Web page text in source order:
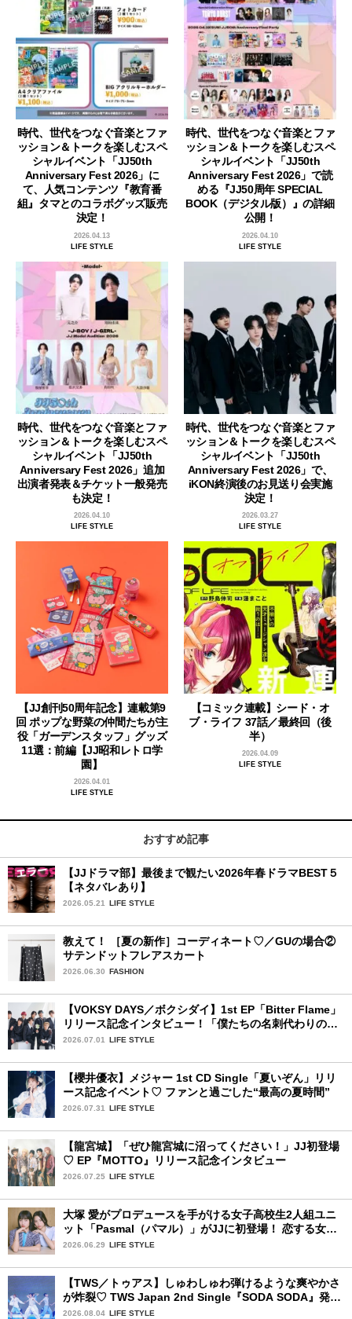
時代、世代をつなぐ音楽とファ
ッション＆トークを楽しむスペ
シャルイベント「JJ50th
Anniversary Fest 2026」に
て、人気コンテンツ『教育番
組』タマとのコラボグッズ販売
決定！
2026.04.13
LIFE STYLE
時代、世代をつなぐ音楽とファ
ッション＆トークを楽しむスペ
シャルイベント「JJ50th
Anniversary Fest 2026」で読
める『JJ50周年 SPECIAL
BOOK（デジタル版）』の詳細
公開！
2026.04.10
LIFE STYLE
時代、世代をつなぐ音楽とファ
ッション＆トークを楽しむスペ
シャルイベント「JJ50th
Anniversary Fest 2026」追加
出演者発表＆チケット一般発売
も決定！
2026.04.10
LIFE STYLE
時代、世代をつなぐ音楽とファ
ッション＆トークを楽しむスペ
シャルイベント「JJ50th
Anniversary Fest 2026」で、
iKON終演後のお見送り会実施
決定！
2026.03.27
LIFE STYLE
【JJ創刊50周年記念】連載第9
回 ポップな野菜の仲間たちが主
役「ガーデンスタッフ」グッズ
11選：前編【JJ昭和レトロ学
園】
2026.04.01
LIFE STYLE
【コミック連載】シード・オ
ブ・ライフ 37話／最終回（後
半）
2026.04.09
LIFE STYLE
おすすめ記事
【JJドラマ部】最後まで観たい2026年春ドラマBEST５
【ネタバレあり】
2026.05.21 LIFE STYLE
教えて！ ［夏の新作］コーディネート♡／GUの場合②
サテンドットフレアスカート
2026.06.30 FASHION
【VOKSY DAYS／ボクシダイ】1st EP「Bitter Flame」
リリース記念インタビュー！「僕たちの名刺代わりのよ
うなアルバム」
2026.07.01 LIFE STYLE
【櫻井優衣】メジャー 1st CD Single「夏いぞん」リリ
ース記念イベント♡ ファンと過ごした“最高の夏時間”
2026.07.31 LIFE STYLE
【龍宮城】「ぜひ龍宮城に沼ってください！」JJ初登場
♡ EP『MOTTO』リリース記念インタビュー
2026.07.25 LIFE STYLE
大塚 愛がプロデュースを手がける女子高校生2人組ユニ
ット「Pasmal（パマル）」がJJに初登場！ 恋する女の
コのキュンキュンする感情を歌った最新曲「BULL」を
2026.06.29 LIFE STYLE
【TWS／トゥアス】しゅわしゅわ弾けるような爽やかさ
が炸裂♡ TWS Japan 2nd Single『SODA SODA』発売
記念SPECIAL SHOWCASEを詳細レポ
2026.08.04 LIFE STYLE